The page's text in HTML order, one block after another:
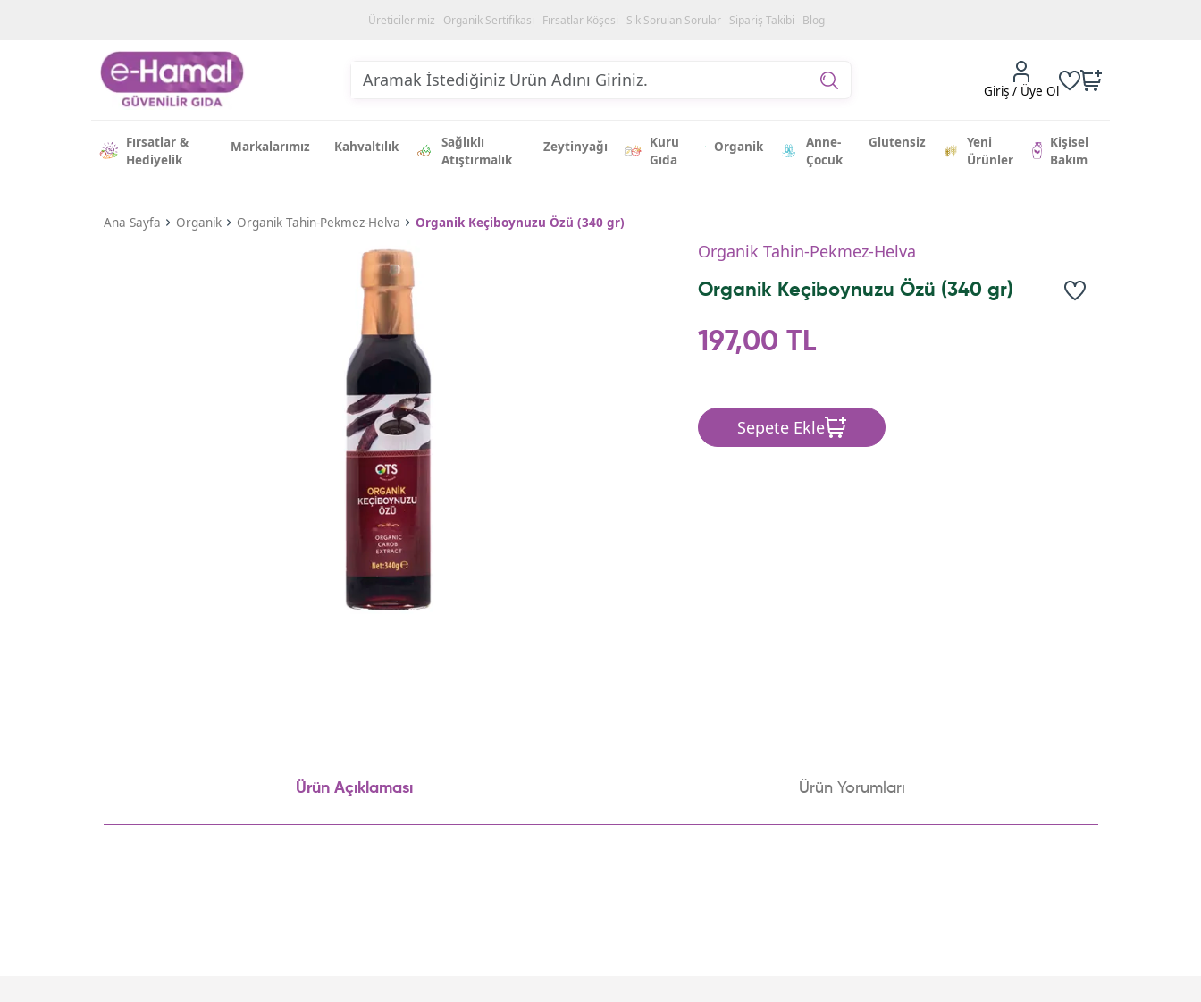
Üreticilerimiz Organik Sertifikası Fırsatlar Köşesi Sık Sorulan Sorular Sipariş Takibi Blog
Giriş / Üye Ol
Fırsatlar &
Hediyelik
Markalarımız Kahvaltılık
Sağlıklı
Atıştırmalık
Zeytinyağı
Kuru
Gıda
Organik
Anne-
Çocuk
Glutensiz
Yeni
Ürünler
Kişisel
Bakım
Ana Sayfa Organik Organik Tahin-Pekmez-Helva Organik Keçiboynuzu Özü (340 gr)
Organik Tahin-Pekmez-Helva
Organik Keçiboynuzu Özü (340 gr)
197,00 TL
Sepete Ekle
Ürün Açıklaması Ürün Yorumları